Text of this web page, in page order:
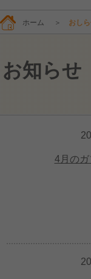
ホーム ＞ おし
お知らせ
4月のガ